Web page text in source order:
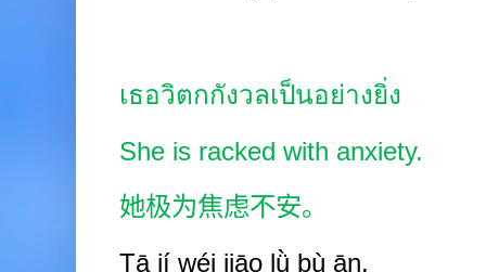
เธอวิตกกังวลเป็นอย่างยิ่ง
She is racked with anxiety.
她极为焦虑不安。
Tā jí wéi jiāo lǜ bù ān.